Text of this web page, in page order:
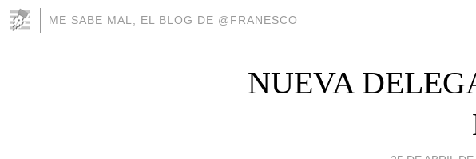
ME SABE MAL, EL BLOG DE @FRANESCO
NUEVA